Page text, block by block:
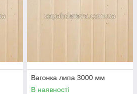
Вагонка липа 3000 мм
В наявності